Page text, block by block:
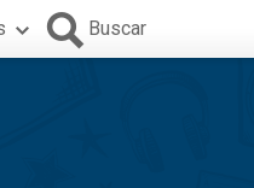
Buscar